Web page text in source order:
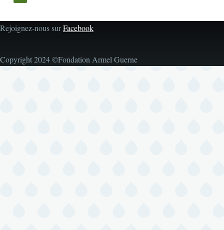
Rejoignez-nous surFacebook
Copyright 2024 ©Fondation Armel Guerne